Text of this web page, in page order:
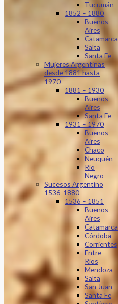
Tucumán
1852 – 1880
Buenos
Aires
Catamarca
Salta
Santa Fe
Mujeres Argentinas
desde 1881 hasta
1970
1881 – 1930
Buenos
Aires
Santa Fe
1931 – 1970
Buenos
Aires
Chaco
Neuquén
Río
Negro
Sucesos Argentino
1536-1880
1536 – 1851
Buenos
Aires
Catamarca
Córdoba
Corrientes
Entre
Ríos
Mendoza
Salta
San Juan
Santa Fe